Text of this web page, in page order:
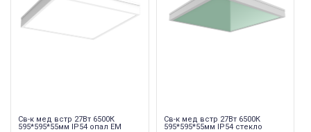
Св-к мед встр 27Вт 6500К
595*595*55мм IP54 опал EM
Св-к мед встр 27Вт 6500К
595*595*55мм IP54 стекло